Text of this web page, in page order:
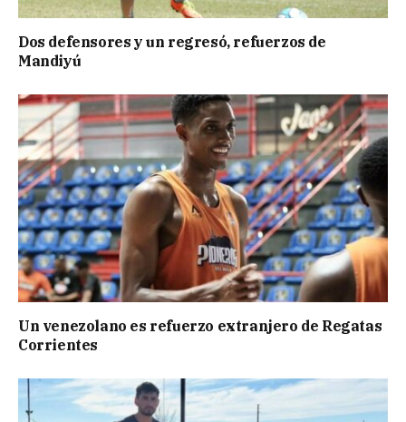
Dos defensores y un regresó, refuerzos de
Mandiyú
Un venezolano es refuerzo extranjero de Regatas
Corrientes